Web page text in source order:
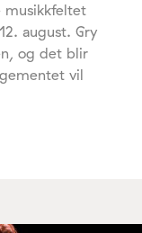
musikkfeltet
august. Gry
og det blir
vil